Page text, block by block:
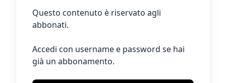
Questo contenuto è riservato agli
abbonati.
Accedi con username e password se hai
già un abbonamento.